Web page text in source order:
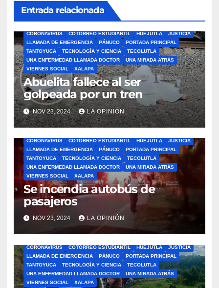
Entrada relacionada
CORONAVIRUS
COTORREO ESTUDIANTIL HUEJUTLA
JUSTICIA
LLAMADA DE EMERGENCIA
PÁNUCO
PORTADA PRINCIPAL
TANTOYUCA
TECNOLOGÍA Y CIENCIA
TECOLUTLA
UNA ENFERMEDAD LLAMADA DOCTOR
UNA MIRADA ATRÁS
VIERNES SOCIAL
XALAPA
Abuelita fallece al ser
golpeada por un tren
NOV 23, 2024 LA OPINIÓN
CORONAVIRUS
COTORREO ESTUDIANTIL HUEJUTLA
JUSTICIA
LLAMADA DE EMERGENCIA
PÁNUCO
PORTADA PRINCIPAL
TANTOYUCA
TECNOLOGÍA Y CIENCIA
TECOLUTLA
UNA ENFERMEDAD LLAMADA DOCTOR
UNA MIRADA ATRÁS
VIERNES SOCIAL
XALAPA
Se incendia autobús de
pasajeros
NOV 23, 2024 LA OPINIÓN
CORONAVIRUS
COTORREO ESTUDIANTIL HUEJUTLA
JUSTICIA
LLAMADA DE EMERGENCIA
PÁNUCO
PORTADA PRINCIPAL
TANTOYUCA
TECNOLOGÍA Y CIENCIA
TECOLUTLA
UNA ENFERMEDAD LLAMADA DOCTOR
UNA MIRADA ATRÁS
VIERNES SOCIAL
XALAPA